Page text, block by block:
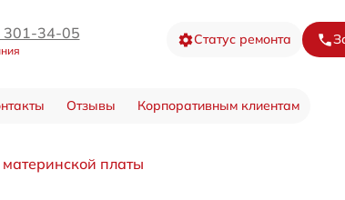
301-34-05 Статус ремонта
Отзывы Корпоративным клиентам
платы